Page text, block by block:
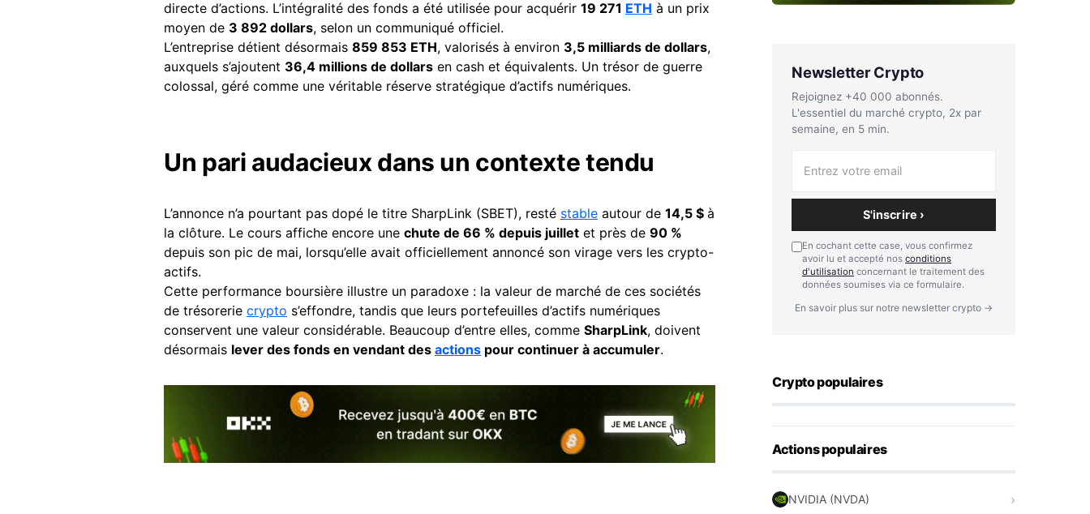
directe d’actions. L’intégralité des fonds a été utilisée pour acquérir 19 271 ETH à un prix
moyen de 3 892 dollars, selon un communiqué officiel.
L’entreprise détient désormais 859 853 ETH, valorisés à environ 3,5 milliards de dollars,
auxquels s’ajoutent 36,4 millions de dollars en cash et équivalents. Un trésor de guerre
colossal, géré comme une véritable réserve stratégique d’actifs numériques.
Un pari audacieux dans un contexte tendu
L’annonce n’a pourtant pas dopé le titre SharpLink (SBET), resté stable autour de 14,5 $ à
la clôture. Le cours affiche encore une chute de 66 % depuis juillet et près de 90 %
depuis son pic de mai, lorsqu’elle avait officiellement annoncé son virage vers les crypto-
actifs.
Cette performance boursière illustre un paradoxe : la valeur de marché de ces sociétés
de trésorerie crypto s’effondre, tandis que leurs portefeuilles d’actifs numériques
conservent une valeur considérable. Beaucoup d’entre elles, comme SharpLink, doivent
désormais lever des fonds en vendant des actions pour continuer à accumuler.
Newsletter Crypto
Rejoignez +40 000 abonnés.
L'essentiel du marché crypto, 2x par
semaine, en 5 min.
S'inscrire ›
En cochant cette case, vous confirmez
avoir lu et accepté nos conditions
d'utilisation concernant le traitement des
données soumises via ce formulaire.
En savoir plus sur notre newsletter crypto →
Crypto populaires
Actions populaires
NVIDIA (NVDA)